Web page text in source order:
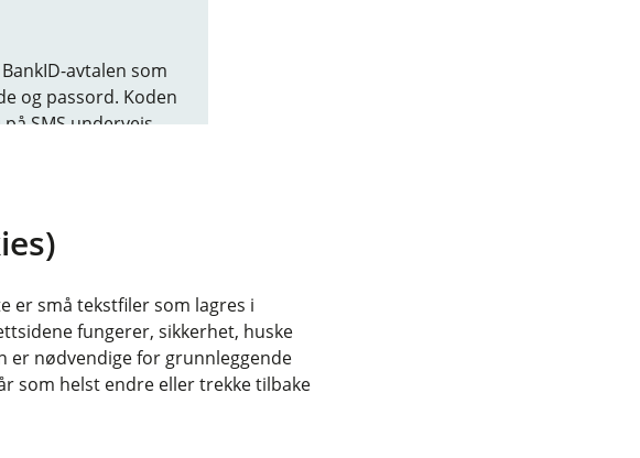
avtalen som
og passord. Koden
SMS underveis.
der.
er små tekstfiler som lagres i
fungerer, sikkerhet, huske
er nødvendige for grunnleggende
som helst endre eller trekke tilbake